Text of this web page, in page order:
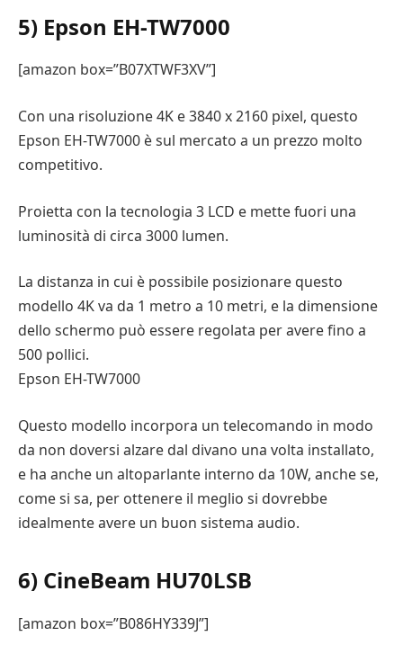
5) Epson EH-TW7000
[amazon box=”B07XTWF3XV”]
Con una risoluzione 4K e 3840 x 2160 pixel, questo
Epson EH-TW7000 è sul mercato a un prezzo molto
competitivo.
Proietta con la tecnologia 3 LCD e mette fuori una
luminosità di circa 3000 lumen.
La distanza in cui è possibile posizionare questo
modello 4K va da 1 metro a 10 metri, e la dimensione
dello schermo può essere regolata per avere fino a
500 pollici.
Epson EH-TW7000
Questo modello incorpora un telecomando in modo
da non doversi alzare dal divano una volta installato,
e ha anche un altoparlante interno da 10W, anche se,
come si sa, per ottenere il meglio si dovrebbe
idealmente avere un buon sistema audio.
6) CineBeam HU70LSB
[amazon box=”B086HY339J”]